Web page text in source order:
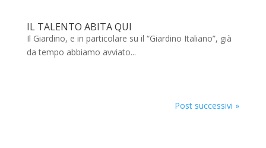
IL TALENTO ABITA QUI
Il Giardino, e in particolare su il “Giardino Italiano”, già
da tempo abbiamo avviato...
Post successivi »